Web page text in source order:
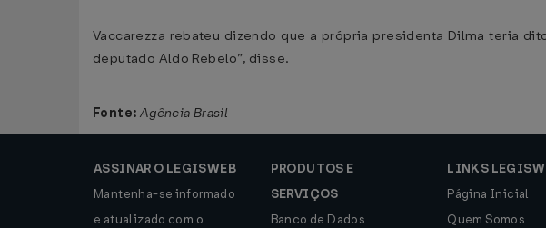
Vaccarezza rebateu dizendo que a própria presidenta Dilma teria
deputado Aldo Rebelo”, disse.
Fonte: Agência Brasil
ASSINAR O LEGISWEB
Mantenha-se informado
e atualizado com o
PRODUTOS E
SERVIÇOS
Banco de Dados
LINKS
Página Inicial
Quem Somos